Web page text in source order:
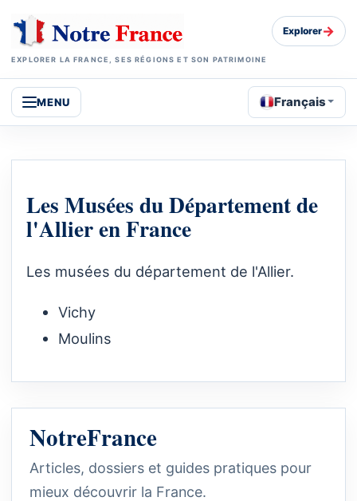
EXPLORER LA FRANCE, SES RÉGIONS ET SON PATRIMOINE
Explorer→
MENU Français
Les Musées du Département de
l'Allier en France
Les musées du département de l'Allier.
Vichy
Moulins
NotreFrance
Articles, dossiers et guides pratiques pour
mieux découvrir la France.